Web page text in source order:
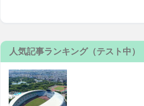
人気記事ランキング（テスト中）